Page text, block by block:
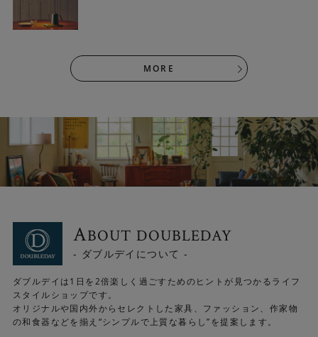
コード調節が可能です
シーリングカップの中にスッキリ収納できます。
MORE
ABOUT DOUBLEDAY
- ダブルデイについて -
ダブルデイは1日を2倍楽しく過ごすためのヒントが見つかるライフ
スタイルショップです。
オリジナルや国内外からセレクトした家具、ファッション、作家物
の和食器などを揃え“シンプルで上質な暮らし”を提案します。